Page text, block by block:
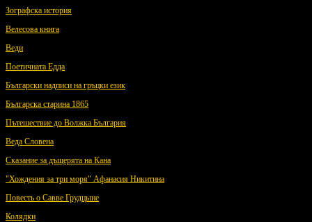
Зографска история
Велесова книга
Веди
Поетичната Едда
Български надписи на гръцки език
Българска старина 1865
Пътешествие до Волжка България
Веда Словена
Сказание за дъщерята на Кана
"Хождения за три моря" Афанасия Никитина
Повесть о Савве Грудцыне
Колядки